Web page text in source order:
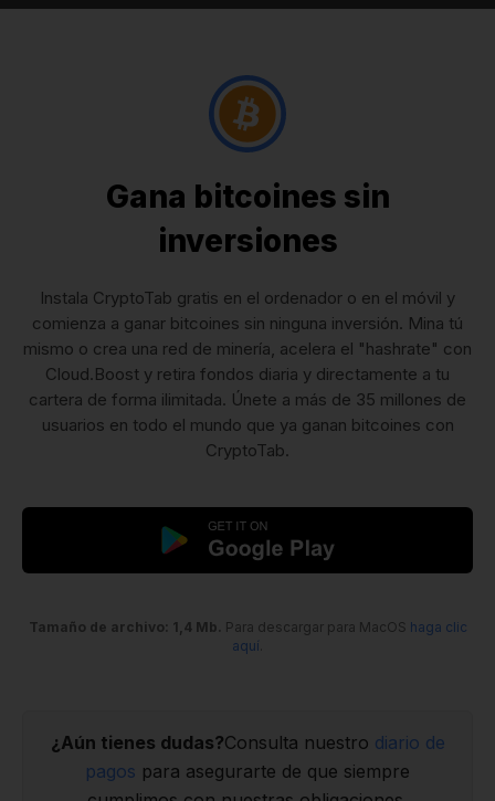
Gana bitcoines sin
inversiones
Instala CryptoTab gratis en el ordenador o en el móvil y
comienza a ganar bitcoines sin ninguna inversión. Mina tú
mismo o crea una red de minería, acelera el "hashrate" con
Cloud.Boost y retira fondos diaria y directamente a tu
cartera de forma ilimitada. Únete a más de 35 millones de
usuarios en todo el mundo que ya ganan bitcoines con
CryptoTab.
Tamaño de archivo: 1,4 Mb. Para descargar para MacOS haga clic
aquí
¿Aún tienes dudas?Consulta nuestro diario de
pagos para asegurarte de que siempre